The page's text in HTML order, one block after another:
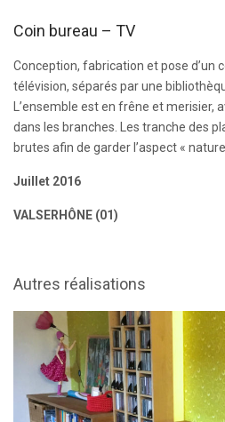
Coin bureau – TV
Conception, fabrication et pose d’un
télévision, séparés par une
L’ensemble est en frêne et merisier,
dans les branches. Les tranche des
brutes afin de garder l’aspect « nature
Juillet 2016
VALSERHÔNE (01)
Autres réalisations